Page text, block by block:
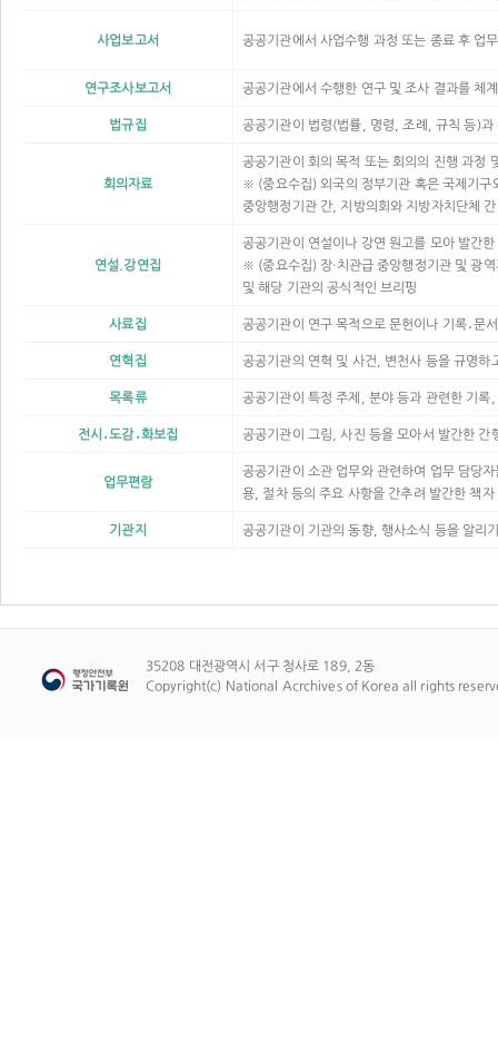
사업보고서 공공기관에서 사업수행 과정 또는 종료 후 업
연구조사보고서 공공기관에서 수행한 연구 및 조사 결과를 체
법규집 공공기관이 법령(법률, 명령, 조례, 규칙 등)
회의자료
공공기관이 회의 목적 또는 회의의 진행 과정
※ (중요수집) 외국의 정부기관 혹은 국제기
중앙행정기관 간, 지방의회와 지방자치단체
연설.강연집
공공기관이 연설이나 강연 원고를 모아 발간한
※ (중요수집) 장·치관급 중앙행정기관 및 광
및 해당 기관의 공식적인 브리핑
사료집 공공기관이 연구 목적으로 문헌이나 기록․문
연혁집 공공기관의 연혁 및 사건, 변천사 등을 규명
목록류 공공기관이 특정 주제, 분야 등과 관련한 기
전시․도감․화보집 공공기관이 그림, 사진 등을 모아서 발간한 간
업무편람
공공기관이 소관 업무와 관련하여 업무 담당
용, 절차 등의 주요 사항을 간추려 발간한 책자
기관지 공공기관이 기관의 동향, 행사소식 등을 알리
35208 대전광역시 서구 청사로 189, 2동
Copyright(c) National Acrchives of Korea all rights